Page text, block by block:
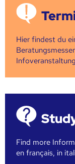
Hier findest du
Find more
en français, in